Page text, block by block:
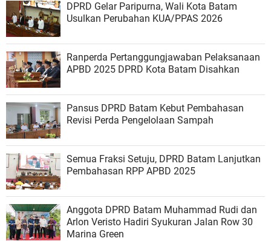
DPRD Gelar Paripurna, Wali Kota Batam
Usulkan Perubahan KUA/PPAS 2026
Ranperda Pertanggungjawaban Pelaksanaan
APBD 2025 DPRD Kota Batam Disahkan
Pansus DPRD Batam Kebut Pembahasan
Revisi Perda Pengelolaan Sampah
Semua Fraksi Setuju, DPRD Batam Lanjutkan
Pembahasan RPP APBD 2025
Anggota DPRD Batam Muhammad Rudi dan
Arlon Veristo Hadiri Syukuran Jalan Row 30
Marina Green